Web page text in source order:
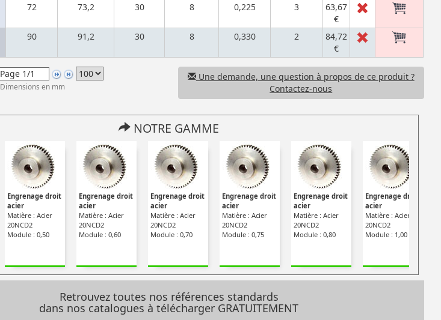
72 73,2 30 8 0,225 3
63,67
€
90 91,2 30 8 0,330 2
84,72
€
Dimensions en mm
Une demande, une question à propos de ce produit ?
Contactez-nous
NOTRE GAMME
Engrenage droit
acier
Matière : Acier
20NCD2
Module : 0,50
Engrenage droit
acier
Matière : Acier
20NCD2
Module : 0,60
Engrenage droit
acier
Matière : Acier
20NCD2
Module : 0,70
Engrenage droit
acier
Matière : Acier
20NCD2
Module : 0,75
Engrenage droit
acier
Matière : Acier
20NCD2
Module : 0,80
Engrenage droit
acier
Matière : Acier
20NCD2
Module : 1,00
Retrouvez toutes nos références standards
dans nos catalogues à télécharger GRATUITEMENT